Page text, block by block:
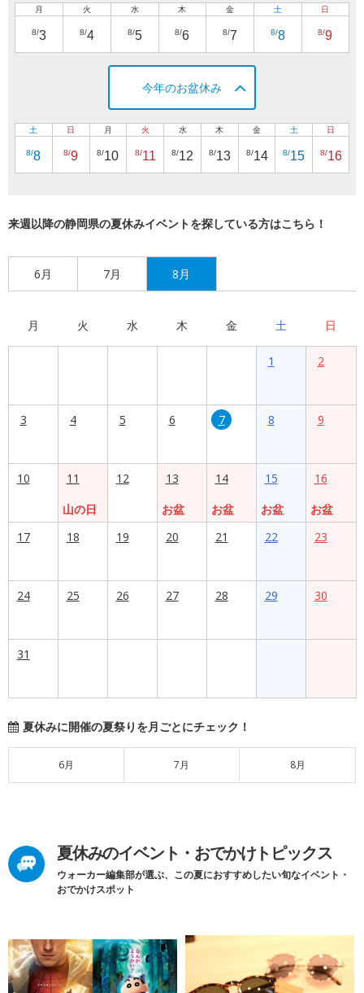
月
8/3
火
8/4
水
8/5
木
8/6
金
8/7
土
8/8
日
8/9
今年のお盆休み
土
8/8
日
8/9
月
8/10
火
8/11
水
8/12
木
8/13
金
8/14
土
8/15
日
8/16
来週以降の静岡県の夏休みイベントを探している方はこちら！
6月 7月 8月
月 火 水 木 金 土 日
1 2
3 4 5 6 7 8 9
10
11
山の日
12
13
お盆
14
お盆
15
お盆
16
お盆
17
18 19 20 21 22 23
24 25 26 27 28 29 30
31
夏休みに開催の夏祭りを月ごとにチェック！
6月 7月 8月
夏休みのイベント・おでかけトピックス
ウォーカー編集部が選ぶ、この夏におすすめしたい旬なイベント・
おでかけスポット